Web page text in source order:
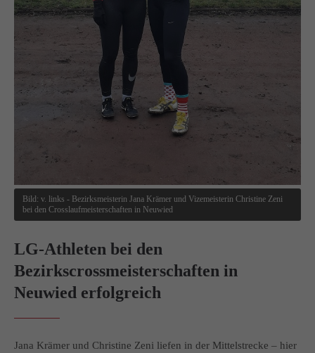
376-293 City Road, Suite 600
San Francisco, CA 94102
Have any questions?
+44 1234 567 890
Drop us a line
info@yourdomain.com
About us
Lorem ipsum dolor sit amet, consectetuer adipiscing elit.
nascetur ridiculus mus. Donec quam felis, ultricies nec.
Bild: v. links - Bezirksmeisterin Jana Krämer und Vizemeisterin Christine Zeni
bei den Crosslaufmeisterschaften in Neuwied
LG-Athleten bei den
Bezirkscrossmeisterschaften in
Neuwied erfolgreich
Jana Krämer und Christine Zeni liefen in der Mittelstrecke – hier